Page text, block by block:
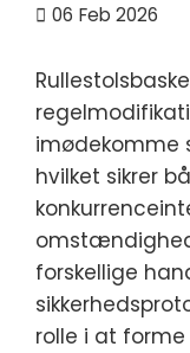
06 Feb 2026
imødekomme
hvilket sikrer
forskellige
rolle i at